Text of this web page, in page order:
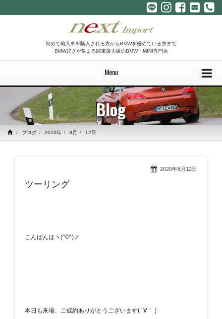
初めて輸入車を購入される方からBMWを極めている方まで
BMW好きが集まる関東最大級のBMW・MINI専門店
Menu
Blog
ブログ 2020年 8月 12日
2020年8月12日
ツーリング
こんばんはヽ(^0^)ノ
本日も来場、ご成約ありがとうございます( ´∀｀ )